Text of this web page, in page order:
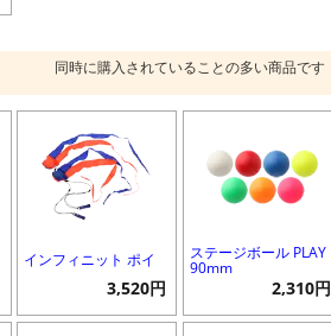
同時に購入されていることの多い商品です
インフィニット ポイ
3,520円
ステージボール PLAY
90mm
2,310円